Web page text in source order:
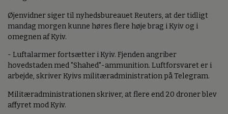
Øjenvidner siger til nyhedsbureauet Reuters, at der tidligt
mandag morgen kunne høres flere høje brag i Kyiv og i
omegnen af Kyiv.
- Luftalarmer fortsætter i Kyiv. Fjenden angriber
hovedstaden med "Shahed"-ammunition. Luftforsvaret er i
arbejde, skriver Kyivs militæradministration på Telegram.
Militæradministrationen skriver, at flere end 20 droner blev
affyret mod Kyiv.